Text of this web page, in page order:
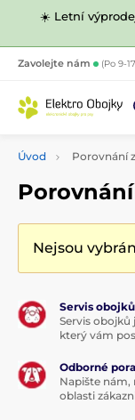
☀️ Letní
Zavolejte nám (Po 9-
Úvod Porovnání
Nejsou
Servis obojků
Servis
který vám
Odborné
Napište nám,
oblasti